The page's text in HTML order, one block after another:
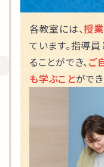
各教室には、授
ています。指導
ることができ、ご
も学ぶことができ